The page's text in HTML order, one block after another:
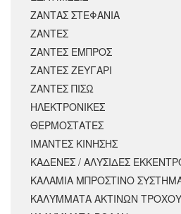
ΖΑΝΤΑΣ ΣΤΕΦΑΝΙΑ
ΖΑΝΤΕΣ
ΖΑΝΤΕΣ ΕΜΠΡΟΣ
ΖΑΝΤΕΣ ΖΕΥΓΑΡΙ
ΖΑΝΤΕΣ ΠΙΣΩ
ΗΛΕΚΤΡΟΝΙΚΕΣ
ΘΕΡΜΟΣΤΑΤΕΣ
ΙΜΑΝΤΕΣ ΚΙΝΗΣΗΣ
ΚΑΔΕΝΕΣ / ΑΛΥΣΙΔΕΣ
ΚΑΛΑΜΙΑ ΜΠΡΟΣΤΙΝΟ
ΚΑΛΥΜΜΑΤΑ ΑΚΤΙΝΩΝ ΤΡΟΧΟΥ